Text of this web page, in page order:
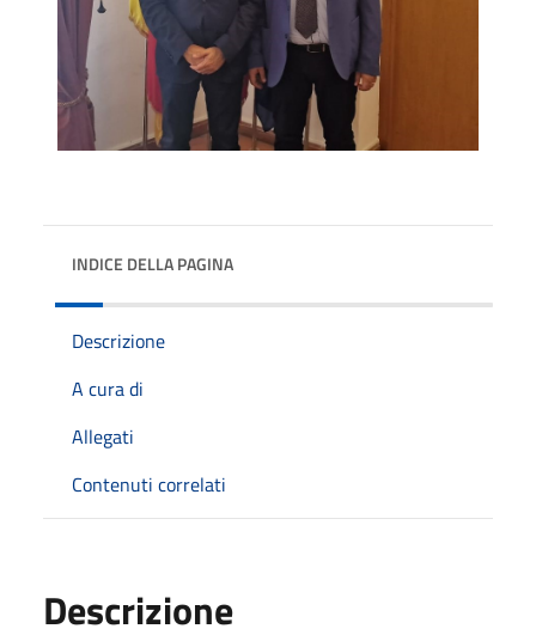
INDICE DELLA PAGINA
Descrizione
A cura di
Allegati
Contenuti correlati
Descrizione